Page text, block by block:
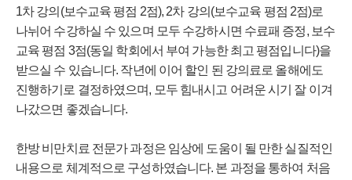
1차 강의(보수교육 평점 2점), 2차 강의(보수교육 평점 2점)로
나뉘어 수강하실 수 있으며 모두 수강하시면 수료패 증정, 보수
교육 평점 3점(동일 학회에서 부여 가능한 최고 평점입니다)을
받으실 수 있습니다. 작년에 이어 할인 된 강의료로 올해에도
진행하기로 결정하였으며, 모두 힘내시고 어려운 시기 잘 이겨
나갔으면 좋겠습니다.
한방 비만치료 전문가 과정은 임상에 도움이 될 만한 실질적인
내용으로 체계적으로 구성하였습니다. 본 과정을 통하여 처음